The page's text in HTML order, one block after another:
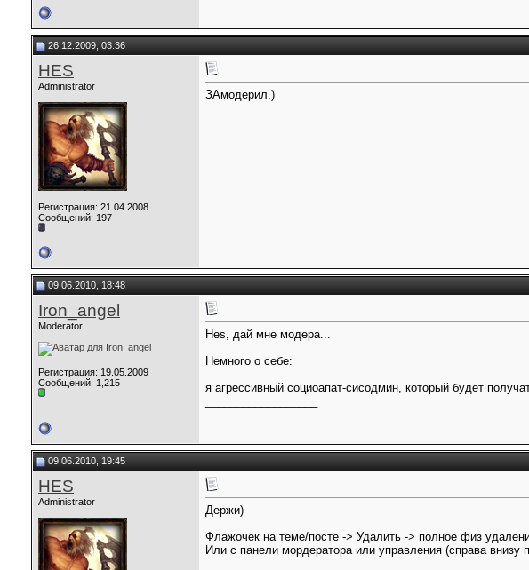
26.12.2009, 03:36
HES
Administrator
Регистрация: 21.04.2008
Сообщений: 197
ЗАмодерил.)
09.06.2010, 18:48
Iron_angel
Moderator
Регистрация: 19.05.2009
Сообщений: 1,215
Hes, дай мне модера...
Немного о себе:
я агрессивный социоапат-сисодмин, который будет
09.06.2010, 19:45
HES
Administrator
Держи)
Флажочек на теме/посте -> Удалить -> полное физ
Или с панели мордератора или управления (справа внизу